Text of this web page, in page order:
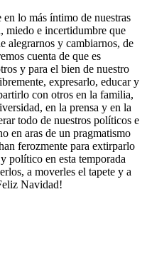
lo más íntimo de nuestras
miedo e incertidumbre que
alegrarnos y cambiarnos, de
cuenta de que es
y para el bien de nuestro
expresarlo, educar y
con otros en la familia,
en la prensa y en la
todo de nuestros políticos e
en aras de un pragmatismo
ferozmente para extirparlo
político en esta temporada
a moverles el tapete y a
Navidad!